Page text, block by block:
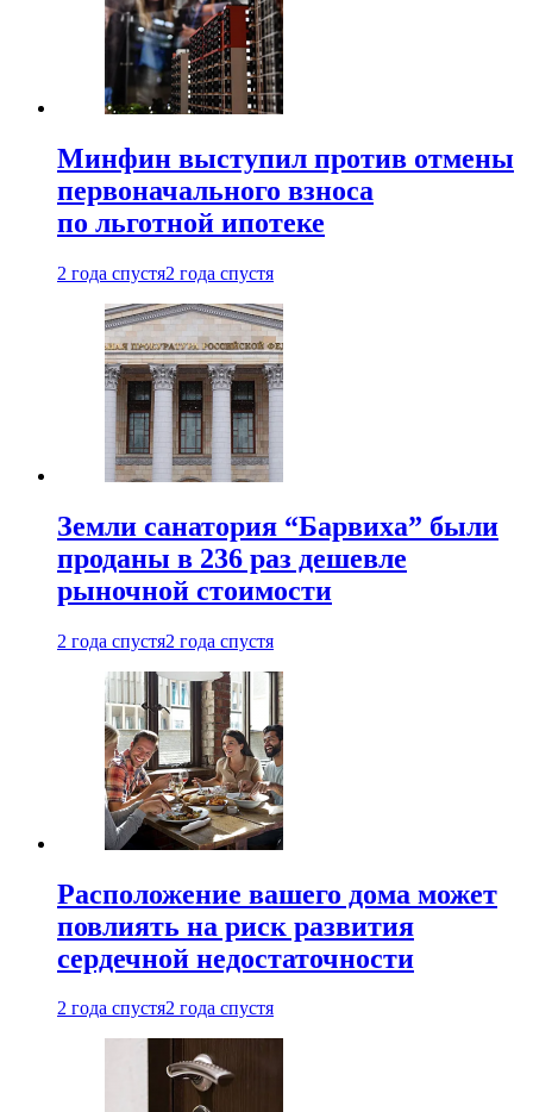
Минфин выступил против отмены
первоначального взноса
по льготной ипотеке
2 года спустя2 года спустя
Земли санатория “Барвиха” были
проданы в 236 раз дешевле
рыночной стоимости
2 года спустя2 года спустя
Расположение вашего дома может
повлиять на риск развития
сердечной недостаточности
2 года спустя2 года спустя